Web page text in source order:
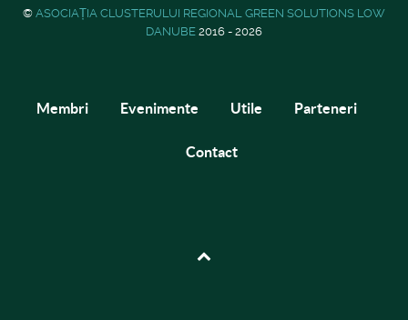
© ASOCIAȚIA CLUSTERULUI REGIONAL GREEN SOLUTIONS LOW
DANUBE 2016 - 2026
Membri Evenimente Utile Parteneri
Contact